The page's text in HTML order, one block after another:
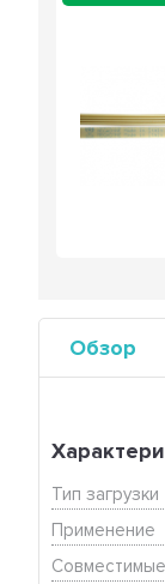
Обзор
Тип загрузки
Применение